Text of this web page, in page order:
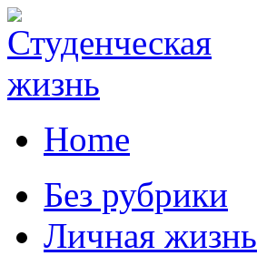
Home
Без рубрики
Личная жизнь